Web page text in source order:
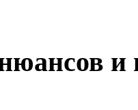
и